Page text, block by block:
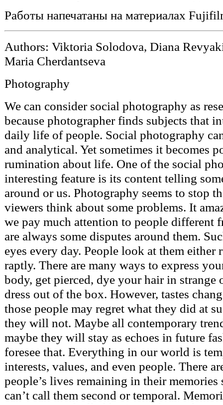
Работы напечатаны на материалах
Authors: Viktoria Solodova, Diana
Maria Cherdantseva
Photography
We can consider social photography as
because photographer finds subjects that
daily life of people. Social photography
and analytical. Yet sometimes it becomes
rumination about life. One of the social
interesting feature is its content telling
around or us. Photography seems to stop
viewers think about some problems. It
we pay much attention to people different
are always some disputes around them.
eyes every day. People look at them either
raptly. There are many ways to express
body, get pierced, dye your hair in strange
dress out of the box. However, tastes
those people may regret what they did at
they will not. Maybe all contemporary
maybe they will stay as echoes in future
foresee that. Everything in our world is
interests, values, and even people. There
people’s lives remaining in their
can’t call them second or temporal.